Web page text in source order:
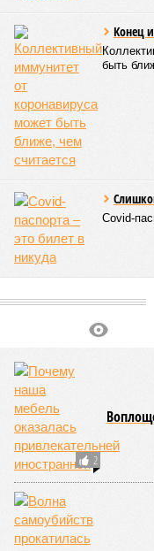
Конец
быть
Covid-
2